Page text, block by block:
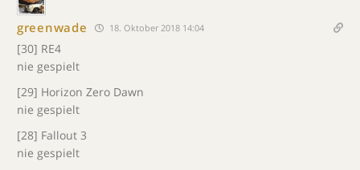
greenwade 18. Oktober 2018 14:04
[30] RE4
nie gespielt
[29] Horizon Zero Dawn
nie gespielt
[28] Fallout 3
nie gespielt